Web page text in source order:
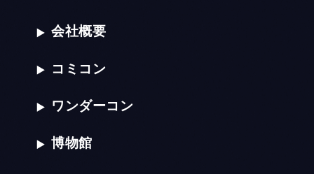
会社概要
コミコン
ワンダーコン
博物館